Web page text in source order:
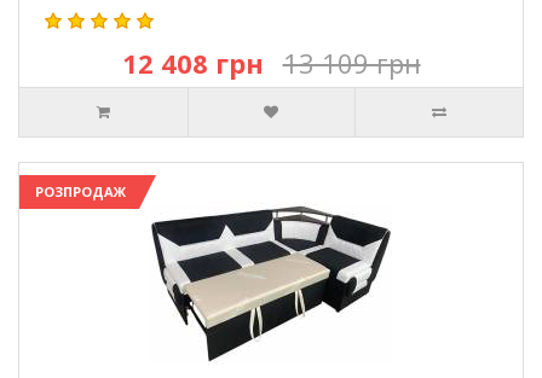
12 408 грн 13 109 грн
РОЗПРОДАЖ